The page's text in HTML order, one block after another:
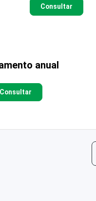
Consultar
anual
Consultar